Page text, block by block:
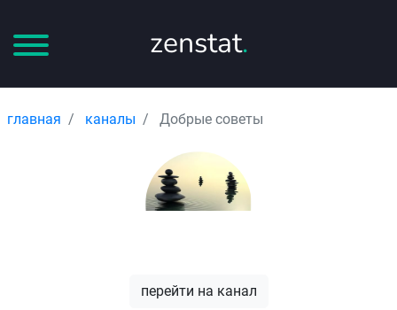
zenstat.
главная каналы Добрые советы
перейти на канал